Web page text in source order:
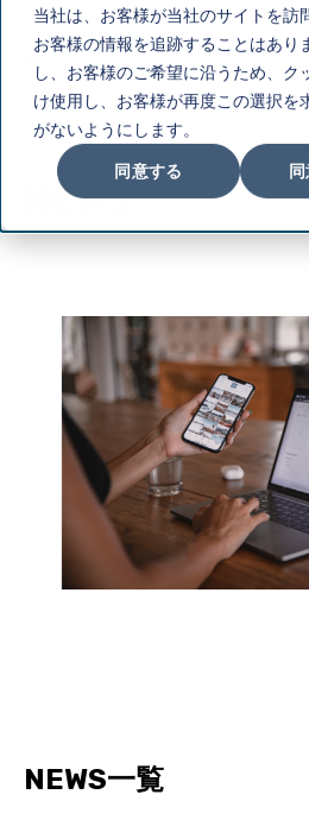
当社は、お客様が当社のサイトを訪
お客様の情報を追跡することはあり
し、お客様のご希望に沿うため、ク
け使用し、お客様が再度この選択を
がないようにします。
同意する
NEWS
NEWS一覧